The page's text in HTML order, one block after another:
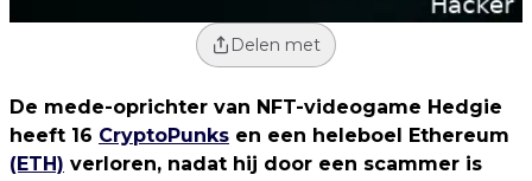
Delen met
De mede-oprichter van NFT-videogame Hedgie
heeft 16 CryptoPunks en een heleboel Ethereum
(ETH) verloren, nadat hij door een scammer is